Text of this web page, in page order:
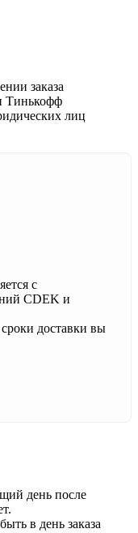
заказа
Тинькофф
лиц
с
CDEK и
доставки вы
день после
в день заказа